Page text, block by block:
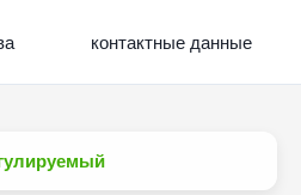
контактные данные